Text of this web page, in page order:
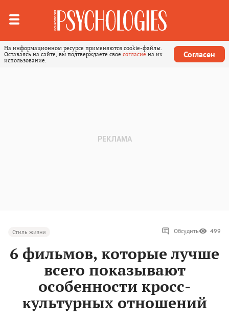
На информационном ресурсе применяются cookie-файлы.
Оставаясь на сайте, вы подтверждаете свое согласие на их
использование.
Согласен
Стиль жизни Обсудить 499
6 фильмов, которые лучше
всего показывают
особенности кросс-
ĸультурных отношений